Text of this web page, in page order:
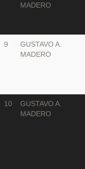
MADERO
9
GUSTAVO A.
MADERO
10
GUSTAVO A.
MADERO